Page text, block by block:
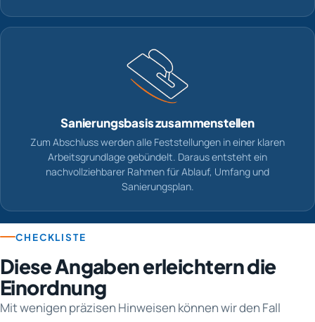
Sanierungsbasis zusammenstellen
Zum Abschluss werden alle Feststellungen in einer klaren
Arbeitsgrundlage gebündelt. Daraus entsteht ein
nachvollziehbarer Rahmen für Ablauf, Umfang und
Sanierungsplan.
CHECKLISTE
Diese Angaben erleichtern die
Einordnung
Mit wenigen präzisen Hinweisen können wir den Fall